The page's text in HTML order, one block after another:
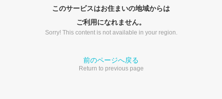
このサービスはお住まいの地域からは
ご利用になれません。
Sorry! This content is not available in your region.
前のページへ戻る
Return to previous page